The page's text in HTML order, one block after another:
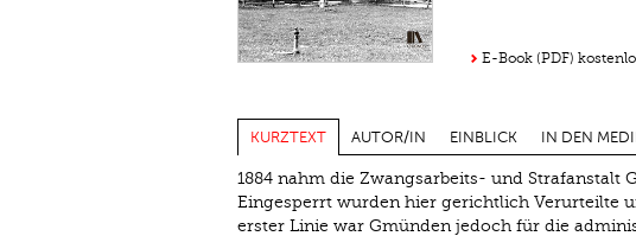
E-Book (PDF)
KURZTEXT AUTOR/IN EINBLICK IN DEN
1884 nahm die Zwangsarbeits- und Strafanstalt
Eingesperrt wurden hier gerichtlich Verurteilte
erster Linie war Gmünden jedoch für die